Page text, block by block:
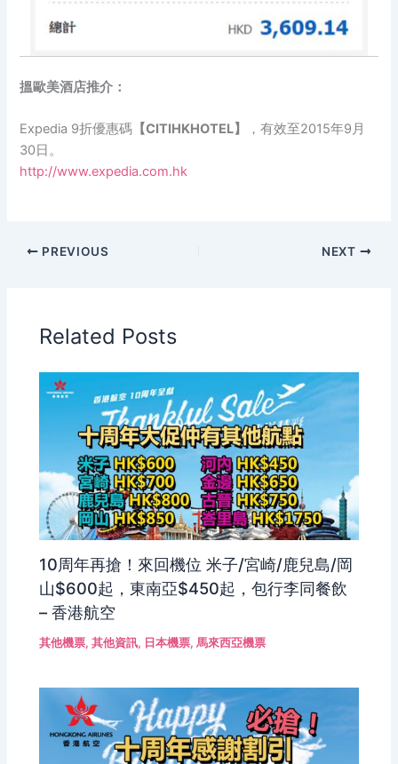
搵歐美酒店推介：
Expedia 9折優惠碼 【CITIHKHOTEL】
，有效至2015年9月
30日。
http://www.expedia.com.hk
PREVIOUS NEXT
Related Posts
10周年再搶！來回機位 米子/宮崎/鹿兒島/岡
山$600起，東南亞$450起，包行李同餐飲
– 香港航空
其他機票,其他資訊, 日本機票,馬來西亞機票